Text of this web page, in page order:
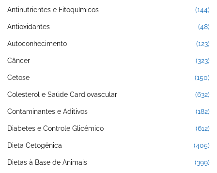
Antinutrientes e Fitoquímicos (144)
Antioxidantes (48)
Autoconhecimento (123)
Câncer (323)
Cetose (150)
Colesterol e Saúde Cardiovascular (632)
Contaminantes e Aditivos (182)
Diabetes e Controle Glicêmico (612)
Dieta Cetogênica (405)
Dietas à Base de Animais (399)